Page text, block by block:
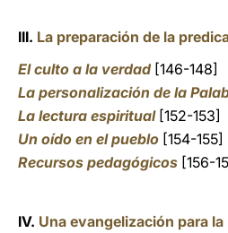
III. La preparación de la
El culto a la verdad[146-148]
La personalización de la
La lectura espiritual [152-153]
Un oído en el pueblo [154-155]
Recursos pedagógicos [156-
IV. Una evangelización para